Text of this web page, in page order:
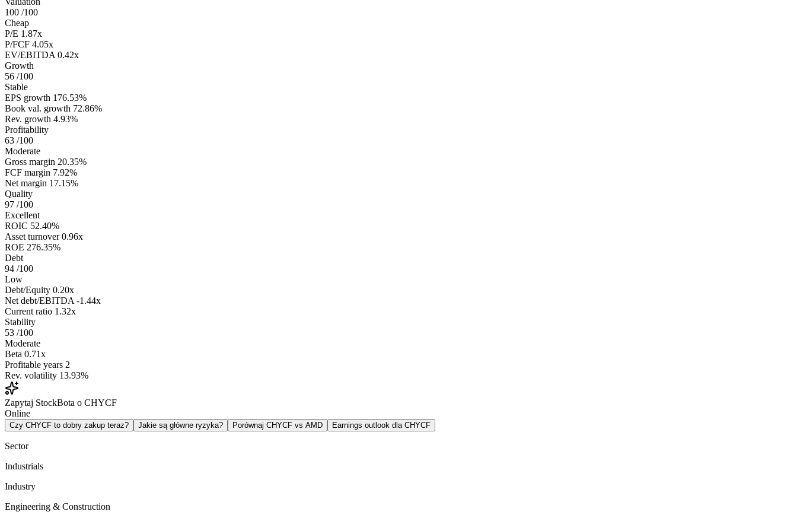
100 /100
Cheap
P/E 1.87x
P/FCF 4.05x
EV/EBITDA 0.42x
Growth
56 /100
Stable
EPS growth 176.53%
Book val. growth 72.86%
Rev. growth 4.93%
Profitability
63 /100
Moderate
Gross margin 20.35%
FCF margin 7.92%
Net margin 17.15%
Quality
97 /100
Excellent
ROIC 52.40%
Asset turnover 0.96x
ROE 276.35%
Debt
94 /100
Low
Debt/Equity 0.20x
Net debt/EBITDA -1.44x
Current ratio 1.32x
Stability
53 /100
Moderate
Beta 0.71x
Profitable years 2
Rev. volatility 13.93%
Zapytaj StockBota o CHYCF
Online
Czy CHYCF to dobry zakup teraz? Jakie są główne ryzyka? Porównaj CHYCF vs AMD Earnings outlook dla CHYCF
Sector
Industrials
Industry
Engineering & Construction